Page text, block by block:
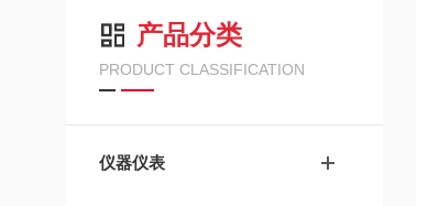
产品分类
PRODUCT CLASSIFICATION
仪器仪表